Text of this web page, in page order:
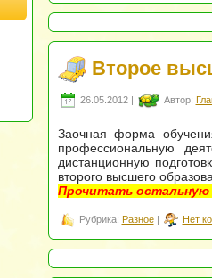
Второе
26.05.2012 | Автор:
Заочная форма
профессиональную
дистанционную
второго высшего
Прочитать остальную
Рубрика: Разное| Нет